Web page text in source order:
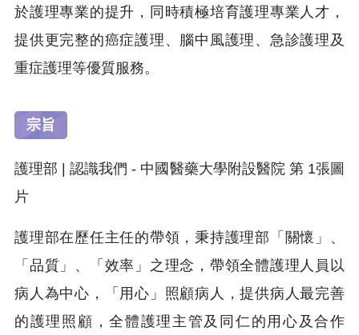
於護理專業的提升，同時積極培育護理專業人才，
提供更完整的癌症護理、腦中風護理、急診護理及
重症護理等優質服務。
宗旨
護理部在歷任主任的帶領，秉持護理部「關懷」、
「品質」、「效率」之理念，帶領全體護理人員以
病人為中心，「用心」照顧病人，提供病人最完善
的護理照顧，全體護理主管及同仁的用心及合作